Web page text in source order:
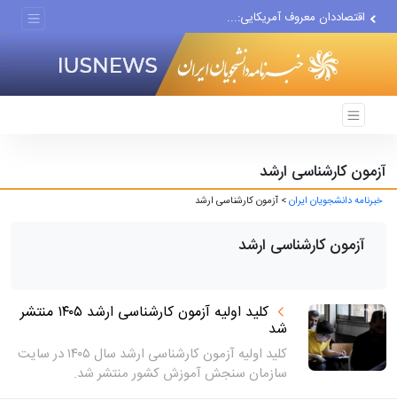
اقتصاددان معروف آمریکایی:...
آزمون کارشناسی ارشد
خبرنامه دانشجویان ایران> آزمون کارشناسی ارشد
آزمون کارشناسی ارشد
کلید اولیه آزمون کارشناسی ارشد ۱۴۰۵ منتشر
شد
کلید اولیه آزمون کارشناسی ارشد سال ۱۴۰۵ در سایت
سازمان سنجش آموزش کشور منتشر شد.